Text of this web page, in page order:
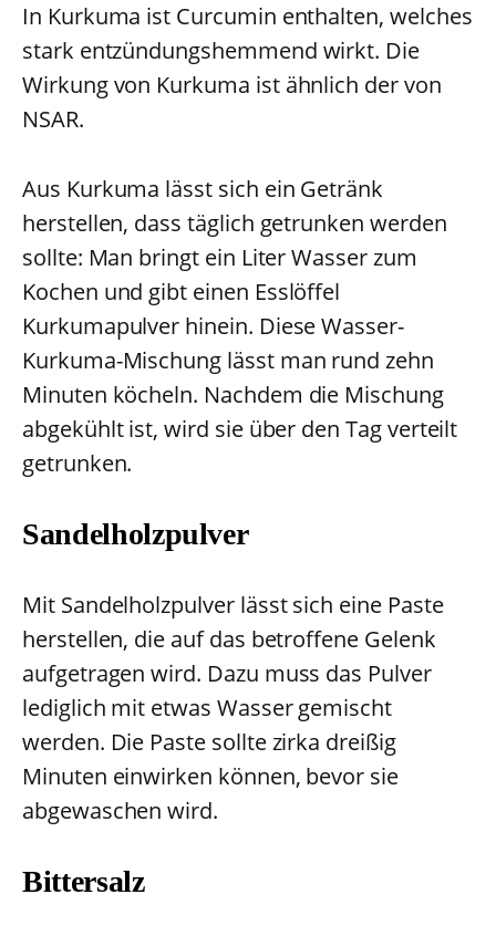
In Kurkuma ist Curcumin enthalten, welches
stark entzündungshemmend wirkt. Die
Wirkung von Kurkuma ist ähnlich der von
NSAR.
Aus Kurkuma lässt sich ein Getränk
herstellen, dass täglich getrunken werden
sollte: Man bringt ein Liter Wasser zum
Kochen und gibt einen Esslöffel
Kurkumapulver hinein. Diese Wasser-
Kurkuma-Mischung lässt man rund zehn
Minuten köcheln. Nachdem die Mischung
abgekühlt ist, wird sie über den Tag verteilt
getrunken.
Sandelholzpulver
Mit Sandelholzpulver lässt sich eine Paste
herstellen, die auf das betroffene Gelenk
aufgetragen wird. Dazu muss das Pulver
lediglich mit etwas Wasser gemischt
werden. Die Paste sollte zirka dreißig
Minuten einwirken können, bevor sie
abgewaschen wird.
Bittersalz